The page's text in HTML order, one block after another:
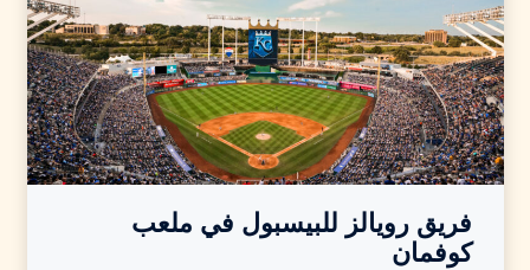
فريق رويالز للبيسبول في ملعب
كوفمان